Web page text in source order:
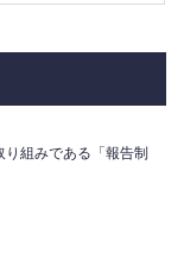
組みである「報告制